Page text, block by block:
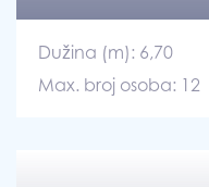
Dužina (m): 6,70
Max. broj osoba: 12